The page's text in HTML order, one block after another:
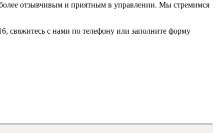
отзывчивым и приятным в управлении. Мы стремимся
свяжитесь с нами по телефону или заполните форму